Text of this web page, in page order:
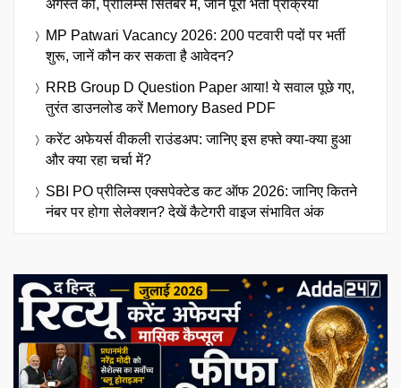
अगस्त को, प्रीलिम्स सितंबर में, जानें पूरी भर्ती प्रक्रिया
MP Patwari Vacancy 2026: 200 पटवारी पदों पर भर्ती
शुरू, जानें कौन कर सकता है आवेदन?
RRB Group D Question Paper आया! ये सवाल पूछे गए,
तुरंत डाउनलोड करें Memory Based PDF
करेंट अफेयर्स वीकली राउंडअप: जानिए इस हफ्ते क्या-क्या हुआ
और क्या रहा चर्चा में?
SBI PO प्रीलिम्स एक्सपेक्टेड कट ऑफ 2026: जानिए कितने
नंबर पर होगा सेलेक्शन? देखें कैटेगरी वाइज संभावित अंक